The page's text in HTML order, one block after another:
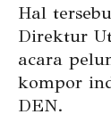
Hal
Direktur
acara
kompor
DEN.